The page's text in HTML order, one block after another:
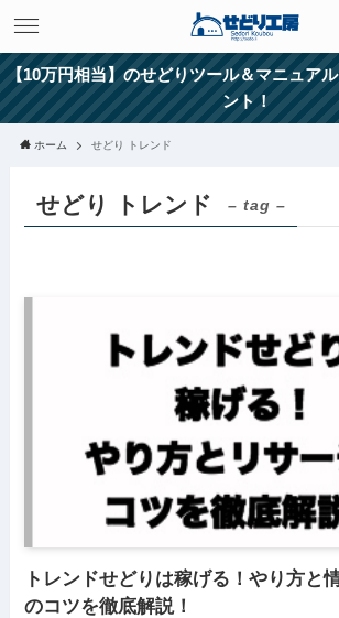
【10万円相当】のせどりツール＆マニュア
ント！
ホーム せどり トレンド
せどり トレンド – tag –
トレンドせどりは稼げる！やり方と
のコツを徹底解説！